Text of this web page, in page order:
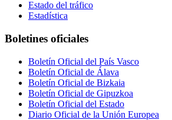
Estado del tráfico
Estadística
Boletines oficiales
Boletín Oficial del País Vasco
Boletín Oficial de Álava
Boletín Oficial de Bizkaia
Boletín Oficial de Gipuzkoa
Boletín Oficial del Estado
Diario Oficial de la Unión Europea